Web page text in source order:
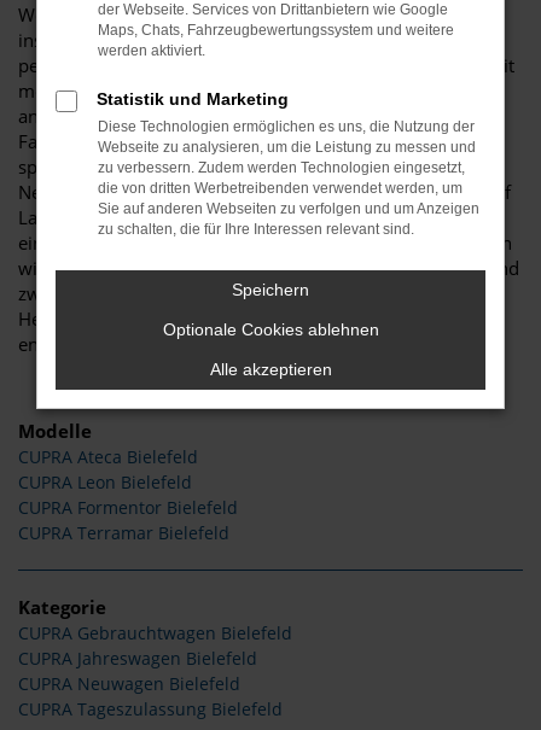
Wer einen CUPRA für Fahrten in Bielefeld und Umgebung
ins Auge gefasst hat, erhält bei Budde Automobile die
perfekte Beratung. Unser Unternehmen beschäftigt sich seit
mehr als 25 Jahren mit Autos und legt den Fokus unter
anderem auf CUPRA. Wir sind von der Qualität der
Fahrzeuge dieses Herstellers überzeugt und haben sowohl
spannende und günstige Gebrauchtwagen als auch
Neufahrzeuge, EU-Fahrzeuge sowie Jahreswagen für Sie auf
Lager. Wer in Bielefeld lebt, hat es nicht weit zu uns. Auf
einem Gelände von mehr als 11.000 Quadratmetern bieten
wir alles, was das Herz eines Autointeressierten begehrt und
zwar sowohl jede Menge Werkstattfläche mit mehrere
Hebebühnen als auch angenehme Verkaufsräume mit
enormer Auswahl.
Modelle
CUPRA Ateca Bielefeld
CUPRA Leon Bielefeld
CUPRA Formentor Bielefeld
CUPRA Terramar Bielefeld
Kategorie
CUPRA Gebrauchtwagen Bielefeld
CUPRA Jahreswagen Bielefeld
CUPRA Neuwagen Bielefeld
CUPRA Tageszulassung Bielefeld
der Webseite. Services von Drittanbietern wie Google
Maps, Chats, Fahrzeugbewertungssystem und weitere
werden aktiviert.
Statistik und Marketing
Diese Technologien ermöglichen es uns, die Nutzung der
Webseite zu analysieren, um die Leistung zu messen und
zu verbessern. Zudem werden Technologien eingesetzt,
die von dritten Werbetreibenden verwendet werden, um
Sie auf anderen Webseiten zu verfolgen und um Anzeigen
zu schalten, die für Ihre Interessen relevant sind.
Speichern
Optionale Cookies ablehnen
Alle akzeptieren